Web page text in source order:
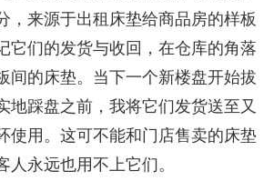
，来源于出租床垫给商品房的样板
它们的发货与收回，在仓库的角落
间的床垫。当下一个新楼盘开始拔
地踩盘之前，我将它们发货送至又
使用。这可不能和门店售卖的床垫
人永远也用不上它们。